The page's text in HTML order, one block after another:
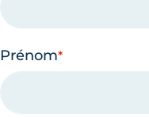
Prénom